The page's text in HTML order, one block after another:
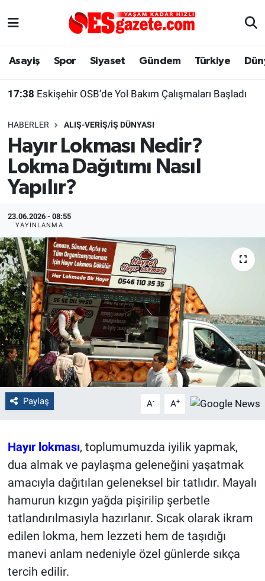
Asayiş Spor Siyaset Gündem Türkiye
17:38 Eskişehir OSB’de Yol Bakım Çalışmaları Başladı
HABERLER ALIŞ-VERIŞ/İŞ DÜNYASI
Hayır Lokması Nedir?
Lokma Dağıtımı Nasıl
Yapılır?
23.06.2026 - 08:55
YAYINLANMA
Paylaş A- A+
Hayır lokması, toplumumuzda iyilik yapmak,
dua almak ve paylaşma geleneğini yaşatmak
amacıyla dağıtılan geleneksel bir tatlıdır. Mayalı
hamurun kızgın yağda pişirilip şerbetle
tatlandırılmasıyla hazırlanır. Sıcak olarak ikram
edilen lokma, hem lezzeti hem de taşıdığı
manevi anlam nedeniyle özel günlerde sıkça
tercih edilir.
Asayiş
Gündem
Türkiye
Dünya
Sağlık
Alış-Veriş/İş dünyası
Yaşam
Eskişehirspor Arşivi
Eskişehir Arşivi
Röportaj
Ekonomi
Kültür Sanat
Politika
Bilecik
Kütahya
Gezi
Genel
Yerel
Magazin
Bilim ve Teknoloji
Eskişehir Nöbetçi Eczaneler
Süper Lig Puan Durumu ve Fikstür
Tüm Manşetler
Son Dakika Haberleri
Haber Arşivi